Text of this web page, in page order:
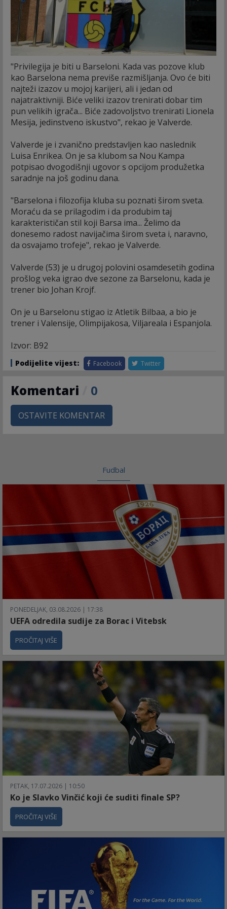
"Privilegija je biti u Barseloni. Kada vas pozove klub
kao Barselona nema previše razmišljanja. Ovo će biti
najteži izazov u mojoj karijeri, ali i jedan od
najatraktivniji. Biće veliki izazov trenirati dobar tim
pun velikih igrača... Biće zadovoljstvo trenirati Lionela
Mesija, jedinstveno iskustvo", rekao je Valverde.
Valverde je i zvanično predstavljen kao naslednik
Luisa Enrikea. On je sa klubom sa Nou Kampa
potpisao dvogodišnji ugovor s opcijom produžetka
saradnje na još godinu dana.
"Barselona i filozofija kluba su poznati širom sveta.
Moraću da se prilagodim i da produbim taj
karakterističan stil koji Barsa ima... Želimo da
donesemo radost navijačima širom sveta i, naravno,
da osvajamo trofeje", rekao je Valverde.
Valverde (53) je u drugoj polovini osamdesetih godina
prošlog veka igrao dve sezone za Barselonu, kada je
trener bio Johan Krojf.
On je u Barselonu stigao iz Atletik Bilbaa, a bio je
trener i Valensije, Olimpijakosa, Viljareala i Espanjola.
Izvor: B92
Podijelite vijest: Facebook Twitter
Komentari 0
OSTAVITE KOMENTAR
Fudbal
PONEDELJAK, 03.08.2026 | 17:38
UEFA odredila sudije za Borac i Vitebsk
PROČITAJ VIŠE
PETAK, 17.07.2026 | 10:50
Ko je Slavko Vinčić koji će suditi finale SP?
PROČITAJ VIŠE